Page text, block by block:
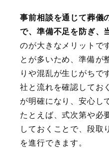
事前相談を通じて葬儀
で、準備不足を防ぎ、
のが大きなメリットで
とが多いため、準備が
りや混乱が生じがちで
社と流れを確認してお
が明確になり、安心し
たとえば、式次第や必
しておくことで、段取
を進行できます。